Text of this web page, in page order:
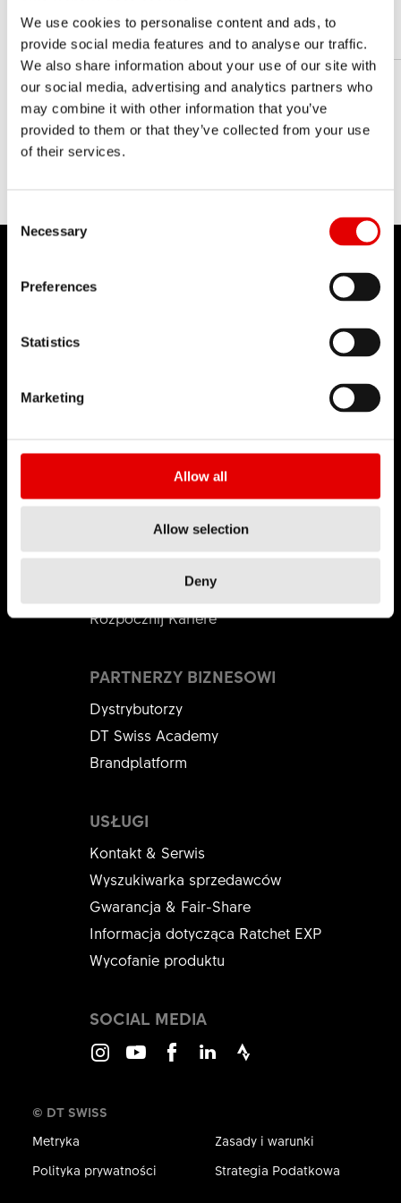
We use cookies to personalise content and ads, to
provide social media features and to analyse our traffic.
We also share information about your use of our site with
our social media, advertising and analytics partners who
may combine it with other information that you’ve
provided to them or that they’ve collected from your use
of their services.
Necessary
Preferences
Statistics
Marketing
Allow all
Allow selection
Deny
DŁUGOŚĆ 10
KARIERA
Praca i Kariera
Oferty pracy
Srodowisko pracy
Rozpocznij Kariere
USŁUGI
Kontakt & Serwis
Wyszukiwarka sprzedawców
Gwarancja & Fair-Share
Informacja dotycząca Ratchet EXP
Wycofanie produktu
PARTNERZY BIZNESOWI
Dystrybutorzy
DT Swiss Academy
Brandplatform
SOCIAL MEDIA
© DT SWISS
Metryka
Polityka prywatności
Zasady i warunki
Strategia Podatkowa